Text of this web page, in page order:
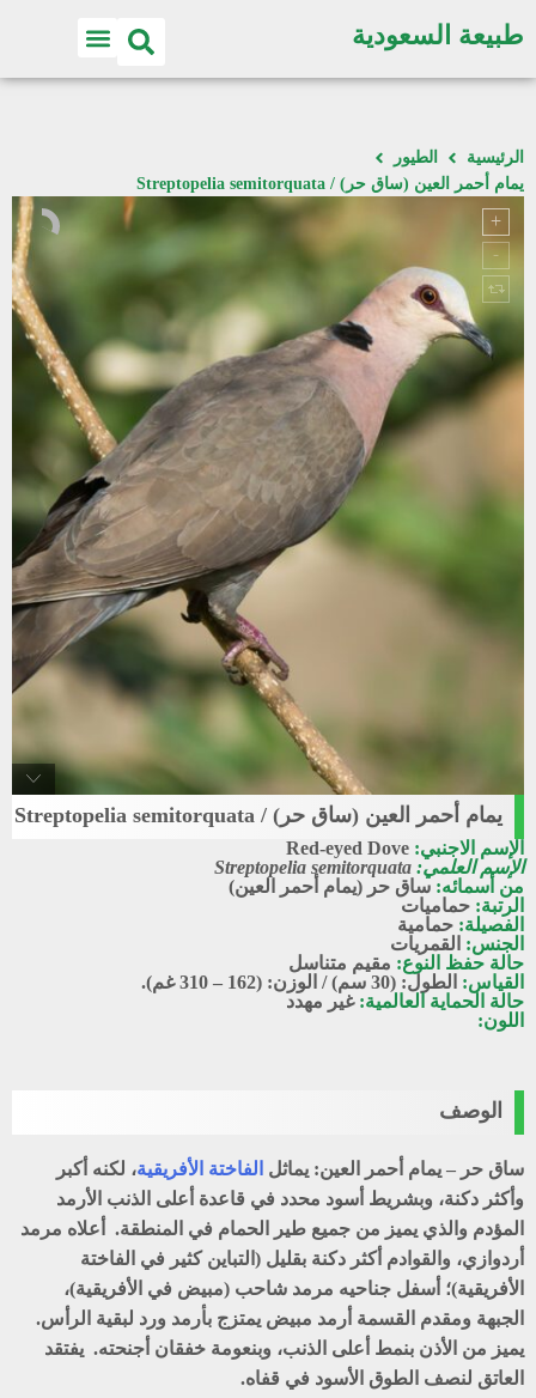
طبيعة السعودية
الرئيسية
الطيور
يمام أحمر العين (ساق حر) / Streptopelia semitorquata
Red-eyed_dove
ساق حر - يمام أحمر العين
يمام أحمر العين (ساق حر) / Streptopelia semitorquata
الإسم الاجنبي: Red-eyed Dove
الإسم العلمي: Streptopelia semitorquata
من أسمائه: ساق حر (يمام أحمر العين)
الرتبة: حماميات
الفصيلة: حمامية
الجنس: القمريات
حالة حفظ النوع: مقيم متناسل
القياس: الطول: (30 سم) / الوزن: (162 – 310 غم).
حالة الحماية العالمية:غير مهدد
اللون:
الوصف
ساق حر – يمام أحمر العين: يماثل الفاختة الأفريقية، لكنه أكبر
وأكثر دكنة، وبشريط أسود محدد في قاعدة أعلى الذنب الأرمد
المؤدم والذي يميز من جميع طير الحمام في المنطقة. أعلاه مرمد
أردوازي، والقوادم أكثر دكنة بقليل (التباين كثير في الفاختة
الأفريقية)؛ أسفل جناحيه مرمد شاحب (مبيض في الأفريقية)،
الجبهة ومقدم القسمة أرمد مبيض يمتزج بأرمد ورد لبقية الرأس.
يميز من الأذن بنمط أعلى الذنب، وبنعومة خفقان أجنحته. يفتقد
العاتق لنصف الطوق الأسود في قفاه.